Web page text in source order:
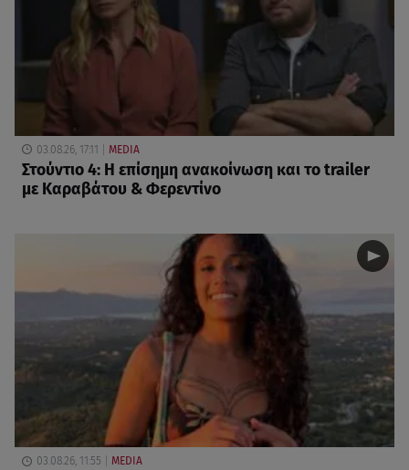
03.08.26, 17:11 MEDIA
Στούντιο 4: Η επίσημη ανακοίνωση και το trailer
με Καραβάτου & Φερεντίνο
03.08.26, 11:55 MEDIA